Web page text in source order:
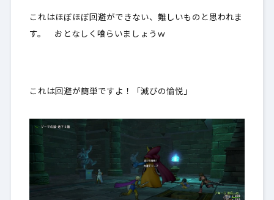
これはほぼほぼ回避ができない、難しいものと思われま
す。 おとなしく喰らいましょうｗ
これは回避が簡単ですよ！「滅びの愉悦」